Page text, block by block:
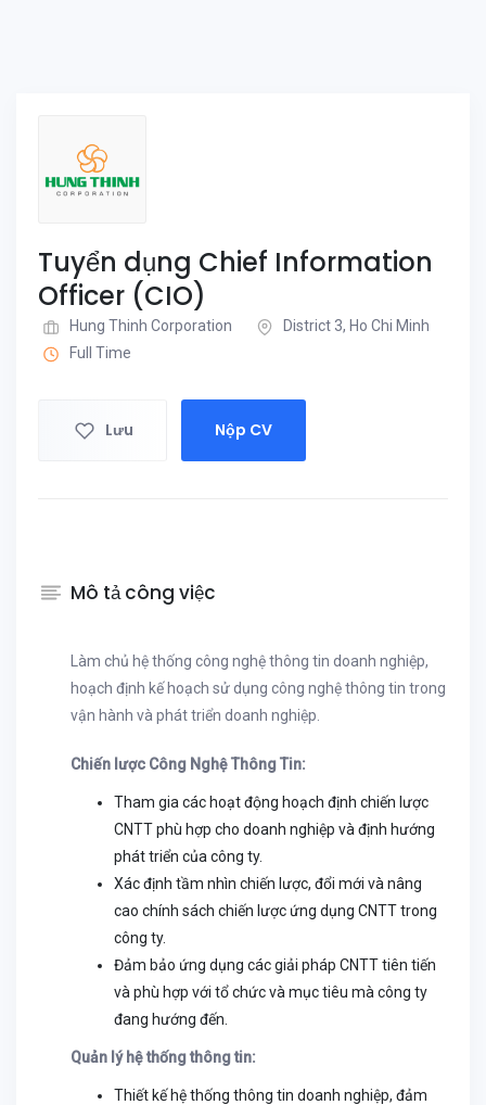
Tuyển dụng Chief Information
Officer (CIO)
Hung Thinh Corporation
District 3, Ho Chi Minh
Full Time
Lưu Nộp CV
Mô tả công việc
Làm chủ hệ thống công nghệ thông tin doanh nghiệp,
hoạch định kế hoạch sử dụng công nghệ thông tin trong
vận hành và phát triển doanh nghiệp.
Chiến lược Công Nghệ Thông Tin:
Tham gia các hoạt động hoạch định chiến lược
CNTT phù hợp cho doanh nghiệp và định hướng
phát triển của công ty.
Xác định tầm nhìn chiến lược, đổi mới và nâng
cao chính sách chiến lược ứng dụng CNTT trong
công ty.
Đảm bảo ứng dụng các giải pháp CNTT tiên tiến
và phù hợp với tổ chức và mục tiêu mà công ty
đang hướng đến.
Quản lý hệ thống thông tin:
Thiết kế hệ thống thông tin doanh nghiệp, đảm